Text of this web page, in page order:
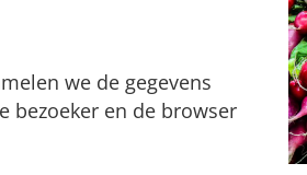
we de gegevens
bezoeker en de browser